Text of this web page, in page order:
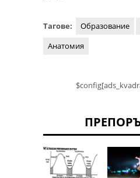
Тагове: Образование
Анатомия